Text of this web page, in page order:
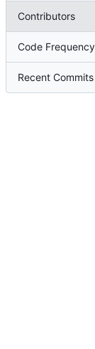
Contributors
Code Frequency
Recent Commits